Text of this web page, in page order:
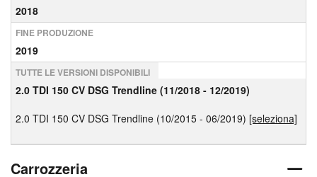
2018
FINE PRODUZIONE
2019
TUTTE LE VERSIONI DISPONIBILI
2.0 TDI 150 CV DSG Trendline (11/2018 - 12/2019)
2.0 TDI 150 CV DSG Trendline (10/2015 - 06/2019) [seleziona]
Carrozzeria